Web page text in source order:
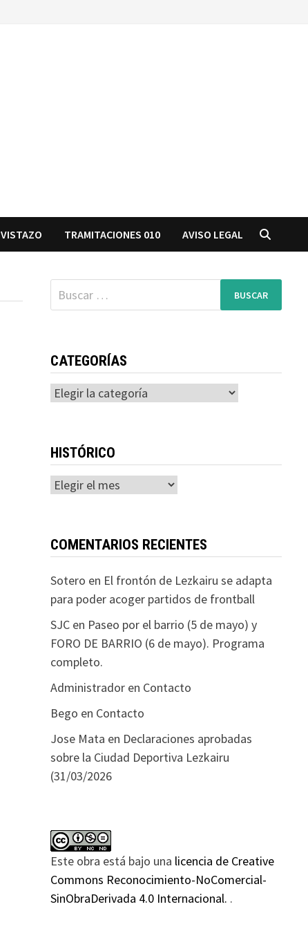
TRAMITACIONES 010 AVISO LEGAL
Buscar:
CATEGORÍAS
Categorías
HISTÓRICO
Histórico
COMENTARIOS RECIENTES
Sotero en El frontón de Lezkairu se adapta
para poder acoger partidos de frontball
SJCen Paseo por el barrio (5 de mayo) y
FORO DE BARRIO (6 de mayo). Programa
completo.
Administradoren Contacto
Bego en Contacto
Jose Mata en Declaraciones aprobadas
sobre la Ciudad Deportiva Lezkairu
(31/03/2026
Este obra está bajo una licencia de Creative
Commons Reconocimiento-NoComercial-
SinObraDerivada 4.0 Internacional. .